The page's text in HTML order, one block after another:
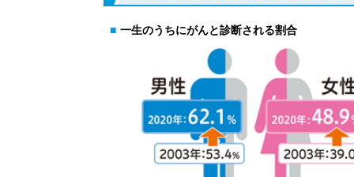
■ 一生のうちにがんと診断される割合